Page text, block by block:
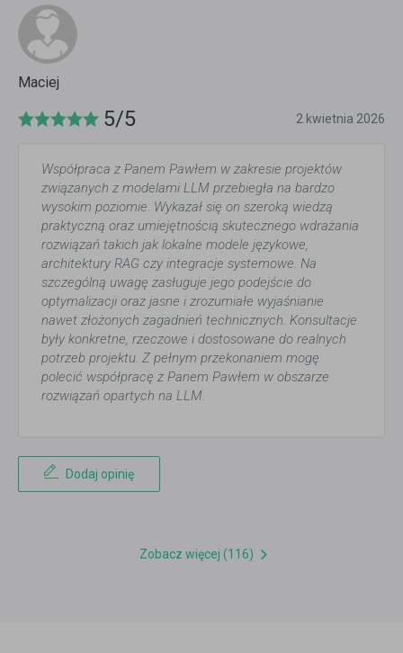
Maciej
5/5 2 kwietnia 2026
Współpraca z Panem Pawłem w zakresie projektów
związanych z modelami LLM przebiegła na bardzo
wysokim poziomie. Wykazał się on szeroką wiedzą
praktyczną oraz umiejętnością skutecznego wdrażania
rozwiązań takich jak lokalne modele językowe,
architektury RAG czy integracje systemowe. Na
szczególną uwagę zasługuje jego podejście do
optymalizacji oraz jasne i zrozumiałe wyjaśnianie
nawet złożonych zagadnień technicznych. Konsultacje
były konkretne, rzeczowe i dostosowane do realnych
potrzeb projektu. Z pełnym przekonaniem mogę
polecić współpracę z Panem Pawłem w obszarze
rozwiązań opartych na LLM.
Dodaj opinię
Zobacz więcej (116)